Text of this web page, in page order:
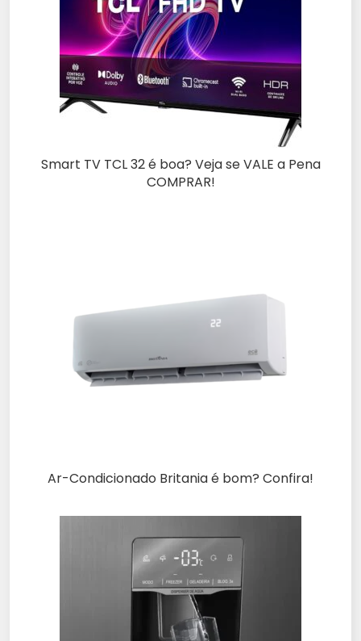
Smart TV TCL 32 é boa? Veja se VALE a Pena
COMPRAR!
Ar-Condicionado Britania é bom? Confira!